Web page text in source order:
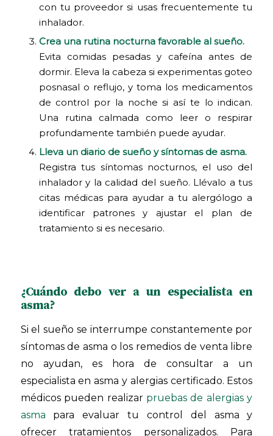
con tu proveedor si usas frecuentemente tu
inhalador.
Crea una rutina nocturna favorable al sueño.
Evita comidas pesadas y cafeína antes de
dormir. Eleva la cabeza si experimentas goteo
posnasal o reflujo, y toma los medicamentos
de control por la noche si así te lo indican.
Una rutina calmada como leer o respirar
profundamente también puede ayudar.
Lleva un diario de sueño y síntomas de asma.
Registra tus síntomas nocturnos, el uso del
inhalador y la calidad del sueño. Llévalo a tus
citas médicas para ayudar a tu alergólogo a
identificar patrones y ajustar el plan de
tratamiento si es necesario.
¿Cuándo debo ver a un especialista en
asma?
Si el sueño se interrumpe constantemente por
síntomas de asma o los remedios de venta libre
no ayudan, es hora de consultar a un
especialista en asma y alergias certificado. Estos
médicos pueden realizar pruebas de alergias y
asma
para evaluar tu control del asma y
ofrecer tratamientos personalizados. Para